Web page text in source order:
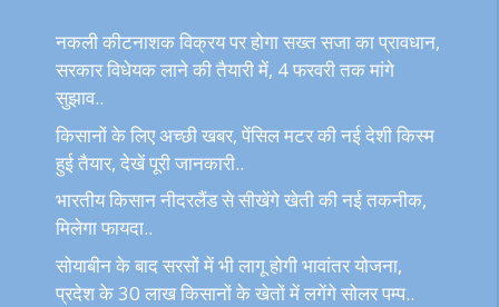
नकली कीटनाशक विक्रय पर होगा सख्त सजा का प्रावधान,
सरकार विधेयक लाने की तैयारी में, 4 फरवरी तक मांगे
सुझाव..
किसानों के लिए अच्छी खबर, पेंसिल मटर की नई देशी किस्म
हुई तैयार, देखें पूरी जानकारी..
भारतीय किसान नीदरलैंड से सीखेंगे खेती की नई तकनीक,
मिलेगा फायदा..
सोयाबीन के बाद सरसों में भी लागू होगी भावांतर योजना,
प्रदेश के 30 लाख किसानों के खेतों में लगेंगे सोलर पम्प..